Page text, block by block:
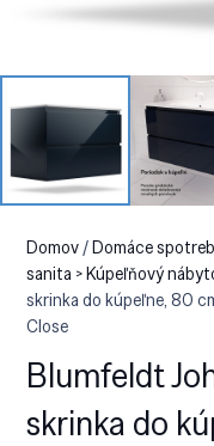
Domov/Domáce
sanita > Kúpeľňový
skrinka do kúpeľne, 80
Close
Blumfeldt
skrinka do